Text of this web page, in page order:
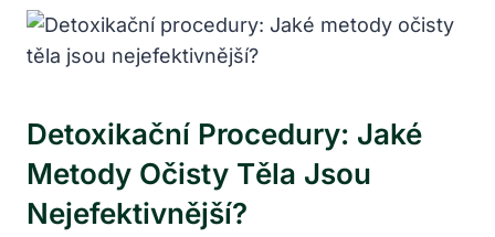
Detoxikační Procedury: Jaké
Metody Očisty Těla Jsou
Nejefektivnější?